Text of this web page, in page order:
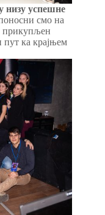
низу успешне
смо на
прикупљен
пут ка крајњем